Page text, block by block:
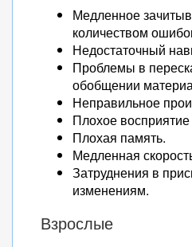
Медленное
количеством
Недостаточный
Проблемы в
обобщении
Неправильное
Плохое
Плохая память.
Медленная
Затруднения в
изменениям.
Взрослые